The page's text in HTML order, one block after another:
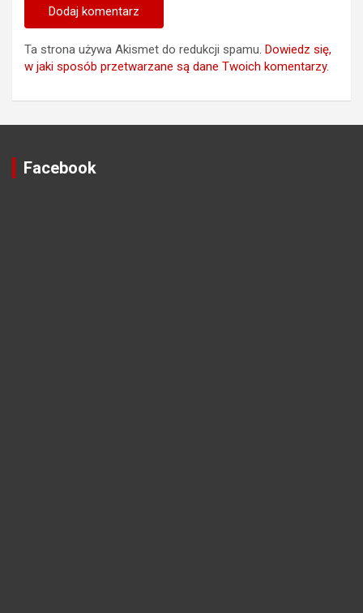
Ta strona używa Akismet do redukcji spamu. Dowiedz się,
w jaki sposób przetwarzane są dane Twoich komentarzy.
Facebook